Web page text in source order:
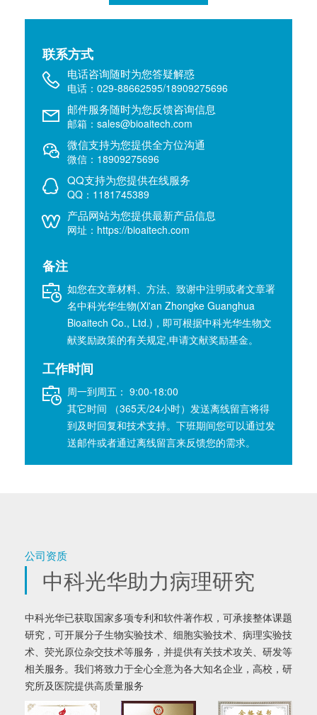
联系方式
电话咨询随时为您答疑解惑
电话：029-88662595/18909275696
邮件服务随时为您反馈咨询信息
邮箱：sales@bioaitech.com
微信支持为您提供全方位沟通
微信：18909275696
QQ支持为您提供在线服务
QQ：1181745389
产品网站为您提供最新产品信息
网址：https://bioaitech.com
备注
如您在文章材料、方法、致谢中注明或者文章署
名中科光华生物(Xi'an Zhongke Guanghua
Bioaitech Co., Ltd.)，即可根据中科光华生物文
献奖励政策的有关规定,申请文献奖励基金。
工作时间
周一到周五： 9:00-18:00
其它时间 （365天/24小时）发送离线留言将得
到及时回复和技术支持。下班期间您可以通过发
送邮件或者通过离线留言来反馈您的需求。
公司资质
中科光华助力病理研究
中科光华已获取国家多项专利和软件著作权，可承接整体课题
研究，可开展分子生物实验技术、细胞实验技术、病理实验技
术、荧光原位杂交技术等服务，并提供有关技术攻关、研发等
相关服务。我们将致力于全心全意为各大知名企业，高校，研
究所及医院提供高质量服务